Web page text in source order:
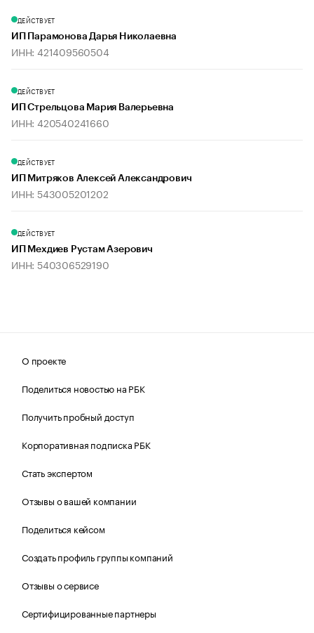
ДЕЙСТВУЕТ
ИП Парамонова Дарья Николаевна
ИНН: 421409560504
ДЕЙСТВУЕТ
ИП Стрельцова Мария Валерьевна
ИНН: 420540241660
ДЕЙСТВУЕТ
ИП Митряков Алексей Александрович
ИНН: 543005201202
ДЕЙСТВУЕТ
ИП Мехдиев Рустам Азерович
ИНН: 540306529190
О проекте
Поделиться новостью на РБК
Получить пробный доступ
Корпоративная подписка РБК
Стать экспертом
Отзывы о вашей компании
Поделиться кейсом
Создать профиль группы компаний
Отзывы о сервисе
Сертифицированные партнеры